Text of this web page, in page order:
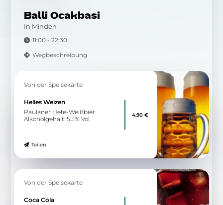
Anwenden Löschen
Balli Ocakbasi
In Minden
11:00 - 22:30
Wegbeschreibung
Von der Speisekarte
Helles Weizen
Paulaner Hefe-Weißbier
Alkoholgehalt: 5,5% Vol.
Teilen
4,90 €
Von der Speisekarte
Coca Cola